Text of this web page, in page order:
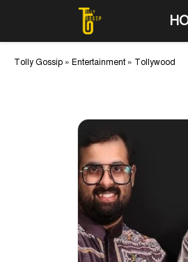
to
content
Tolly Gossip » Entertainment » Tollywood